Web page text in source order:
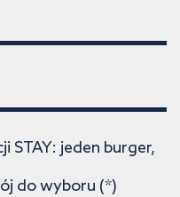
STAY: jeden burger,
do wyboru (*)